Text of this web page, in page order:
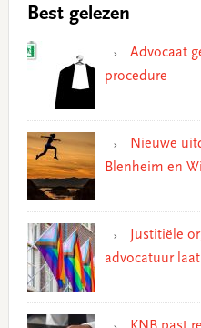
Best gelezen
Advocaat
procedure
Nieuwe
Blenheim en
Justitiële
advocatuur